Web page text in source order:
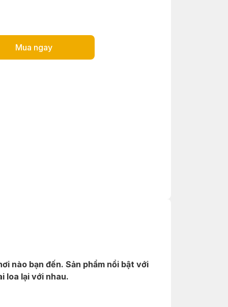
Mua ngay
nào bạn đến. Sản phẩm nổi bật với
loa lại với nhau.